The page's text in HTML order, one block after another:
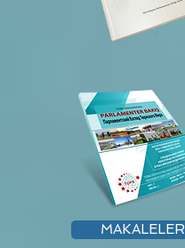
MAKALELER